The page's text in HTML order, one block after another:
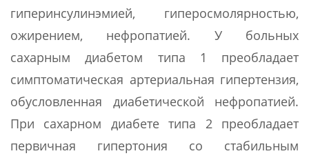
гиперинсулинэмией, гиперосмолярностью,
ожирением, нефропатией. У больных
сахарным диабетом типа 1 преобладает
симптоматическая артериальная гипертензия,
обусловленная диабетической нефропатией.
При сахарном диабете типа 2 преобладает
первичная гипертония со стабильным